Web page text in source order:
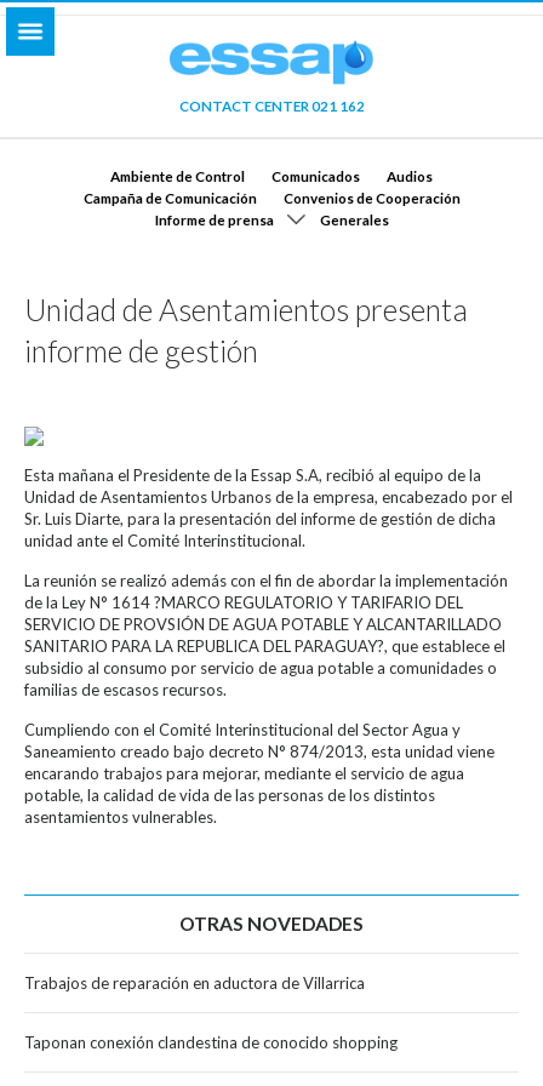
CONTACT CENTER 021 162
Ambiente de Control Comunicados
Audios
Campaña de Comunicación
Convenios de Cooperación
Informe de prensa
Generales
Unidad de Asentamientos presenta
informe de gestión
Esta mañana el Presidente de la Essap S.A, recibió al equipo de la
Unidad de Asentamientos Urbanos de la empresa, encabezado por el
Sr. Luis Diarte, para la presentación del informe de gestión de dicha
unidad ante el Comité Interinstitucional.
La reunión se realizó además con el fin de abordar la implementación
de la Ley N° 1614 ?MARCO REGULATORIO Y TARIFARIO DEL
SERVICIO DE PROVSIÓN DE AGUA POTABLE Y ALCANTARILLADO
SANITARIO PARA LA REPUBLICA DEL PARAGUAY?, que establece el
subsidio al consumo por servicio de agua potable a comunidades o
familias de escasos recursos.
Cumpliendo con el Comité Interinstitucional del Sector Agua y
Saneamiento creado bajo decreto N° 874/2013, esta unidad viene
encarando trabajos para mejorar, mediante el servicio de agua
potable, la calidad de vida de las personas de los distintos
asentamientos vulnerables.
OTRAS NOVEDADES
Trabajos de reparación en aductora de Villarrica
Taponan conexión clandestina de conocido shopping